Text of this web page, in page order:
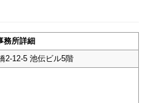
務所詳細
2-12-5 池伝ビル5階